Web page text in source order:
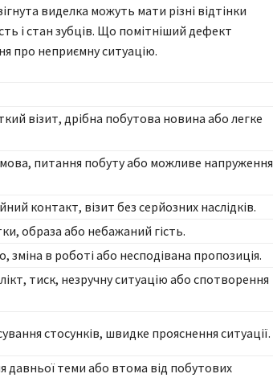
виделка можуть мати різні відтінки
і стан зубців. Що помітніший дефект
про неприємну ситуацію.
візит, дрібна побутова новина або легке
питання побуту або можливе напруження
контакт, візит без серйозних наслідків.
образа або небажаний гість.
в роботі або несподівана пропозиція.
тиск, незручну ситуацію або спотворення
стосунків, швидке прояснення ситуації.
давньої теми або втома від побутових